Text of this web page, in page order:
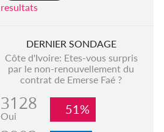
resultats
DERNIER SONDAGE
Côte d'Ivoire: Etes-vous surpris
par le non-renouvellement du
contrat de Emerse Faé ?
3128
Oui 51%